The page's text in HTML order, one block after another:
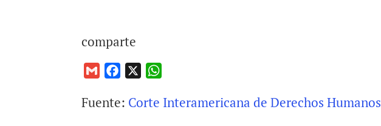
comparte
G
a
c
a
Fuente: Corte Interamericana de Derechos Humanos